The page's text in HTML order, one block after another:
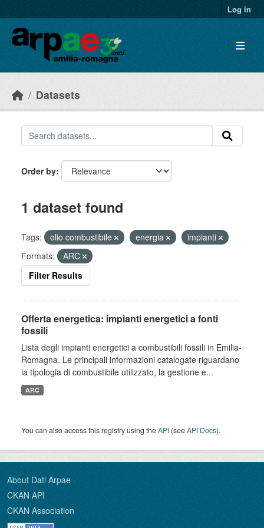
Log in
Datasets
Order by
1 dataset found
Tags: olio combustibile energia
impianti
Formats:
ARC
Filter Results
Offerta energetica: impianti energetici a fonti
fossili
Lista degli impianti energetici a combustibili fossili in Emilia-
Romagna. Le principali informazioni catalogate riguardano
la tipologia di combustibile utilizzato, la gestione e...
ARC
You can also access this registry using theAPI (seeAPI Docs).
About Dati Arpae
CKAN API
CKAN Association